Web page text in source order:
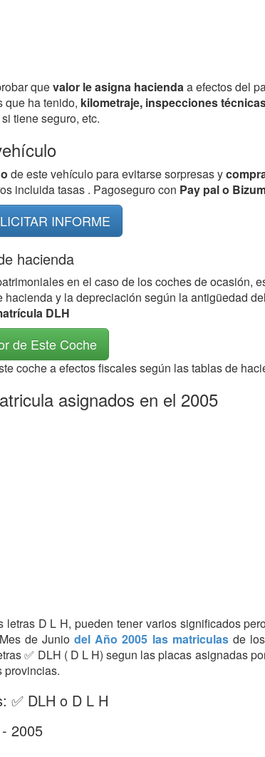
quevalor le asigna haciendaa efectos del
que ha tenido, kilometraje, inspecciones
tiene seguro, etc.
de este vehículo para evitarse sorpresas y
incluida tasas . Pagoseguro con Pay pal o
INFORME
hacienda
en el caso de los coches de ocasión,
y la depreciación según la antigüedad
DLH
de Este Coche
coche a efectos fiscales según las tablas de
asignados en el 2005
D L H, pueden tener varios significados
de Juniodel Año 2005 las matriculas de
✅ DLH ( D L H) segun las placas asignadas
provincias.
✅ DLH o D L H
2005